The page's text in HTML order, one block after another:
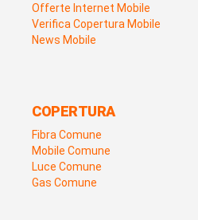
Offerte Internet Mobile
Verifica Copertura Mobile
News Mobile
COPERTURA
Fibra Comune
Mobile Comune
Luce Comune
Gas Comune